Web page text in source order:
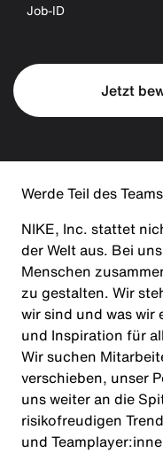
Job-ID
Jetzt
Werde Teil des
NIKE, Inc. stattet
der Welt aus. Bei
Menschen
zu gestalten. Wir
wir sind und was wir
und Inspiration für
Wir suchen
verschieben, unser
uns weiter an die
risikofreudigen
und